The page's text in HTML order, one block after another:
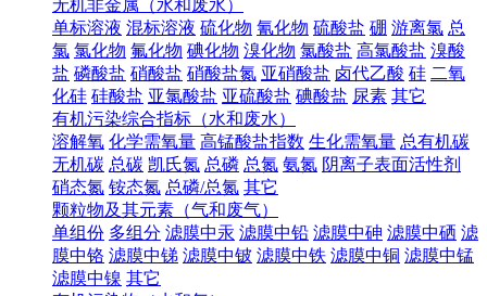
无机非金属（水和废水）
单标溶液 混标溶液 硫化物 氰化物 硫酸盐 硼 游离氯 总
氯 氯化物 氟化物 碘化物 溴化物 氯酸盐 高氯酸盐 溴酸
盐 磷酸盐 硝酸盐 硝酸盐氮 亚硝酸盐 卤代乙酸 硅 二氧
化硅 硅酸盐 亚氯酸盐 亚硫酸盐 碘酸盐 尿素 其它
有机污染综合指标（水和废水）
溶解氧 化学需氧量 高锰酸盐指数 生化需氧量 总有机碳
无机碳 总碳 凯氏氮 总磷 总氮 氨氮 阴离子表面活性剂
硝态氮 铵态氮 总磷/总氮 其它
颗粒物及其元素（气和废气）
单组份 多组分 滤膜中汞 滤膜中铅 滤膜中砷 滤膜中硒 滤
膜中铬 滤膜中锑 滤膜中铍 滤膜中铁 滤膜中铜 滤膜中锰
滤膜中镍 其它